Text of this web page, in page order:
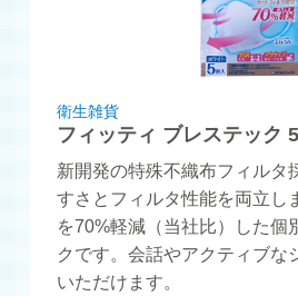
衛生雑貨
フィッティ ブレステック
新開発の特殊不織布フィルタ
すさとフィルタ性能を両立し
を70%軽減（当社比）した個
クです。会話やアクティブな
いただけます。